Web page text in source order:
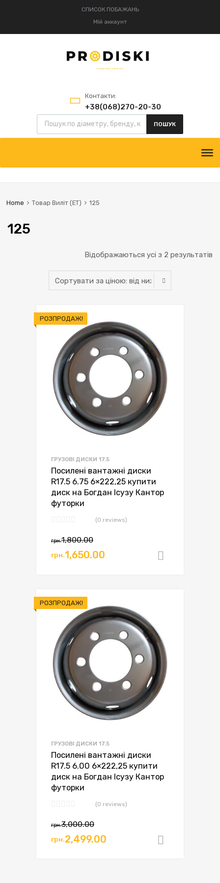
СПИСОК ПОБАЖАНЬ
Мій аккаунт
Контакти:
+38(068)270-20-30
+38(095)834-52-75
Пошук товарів
ПОШУК
content
Home Товар Виліт (ЕТ) 125
125
Відображаються усі з 2 результатів
РОЗПРОДАЖ!
ГРУЗОВІ ДИСКИ 17.5
Посилені вантажні диски
R17.5 6.75 6×222,25 купити
диск на Богдан Ісузу Кантор
футорки
(0 reviews)
грн.1,800.00Оригінальна
ціна:
грн.1,650.00
Поточна
ціна:
РОЗПРОДАЖ!
ГРУЗОВІ ДИСКИ 17.5
Посилені вантажні диски
R17.5 6.00 6×222,25 купити
диск на Богдан Ісузу Кантор
футорки
(0 reviews)
грн.3,000.00Оригінальна
ціна:
грн.2,499.00
Поточна
ціна: